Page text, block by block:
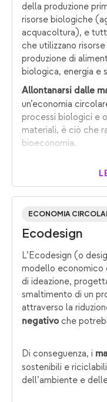
della produzione
risorse biologiche
acquacoltura), e
che utilizzano
produzione di
biologica, energia e
Allontanarsi dalle
un’economia
processi biologici e
materiali, è ciò che
bioeconomia.
ECONOMIA
Ecodesign
L’Ecodesign (o
modello economico
di ideazione,
smaltimento di un
attraverso la
negativo che
Di conseguenza, i
sostenibili e
dell’ambiente e